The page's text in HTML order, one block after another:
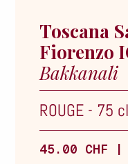
Toscana
Fiorenzo
Bakkanali
ROUGE - 75 cl
45.00 CHF |